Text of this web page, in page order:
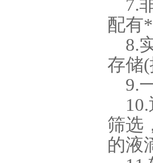
7.
配有
8.
存储(
9.
10.
筛选
的液